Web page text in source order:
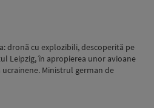
dronă cu explozibili, descoperită pe
Leipzig, în apropierea unor avioane
ucrainene. Ministrul german de